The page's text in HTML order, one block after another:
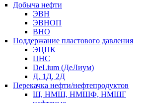
Добыча нефти
ЭВН
ЭВНОП
ВНО
Поддержание пластового давления
ЭЦПК
ЦНС
DeLium (ДеЛиум)
Д, 1Д, 2Д
Перекачка нефти/нефтепродуктов
Ш, НМШ, НМШФ, НМШГ